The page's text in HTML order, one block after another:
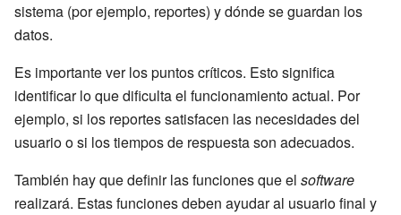
sistema (por ejemplo, reportes) y dónde se guardan los
datos.
Es importante ver los puntos críticos. Esto significa
identificar lo que dificulta el funcionamiento actual. Por
ejemplo, si los reportes satisfacen las necesidades del
usuario o si los tiempos de respuesta son adecuados.
También hay que definir las funciones que el software
realizará. Estas funciones deben ayudar al usuario final y